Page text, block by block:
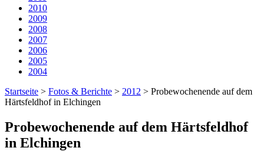
2010
2009
2008
2007
2006
2005
2004
Startseite > Fotos & Berichte > 2012 > Probewochenende auf dem
Härtsfeldhof in Elchingen
Probewochenende auf dem Härtsfeldhof
in Elchingen